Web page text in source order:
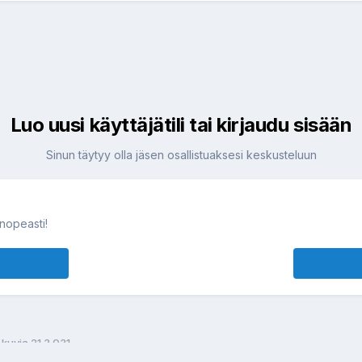
Luo uusi käyttäjätili tai kirjaudu sisään
Sinun täytyy olla jäsen osallistuaksesi keskusteluun
kuvia 21.3 031